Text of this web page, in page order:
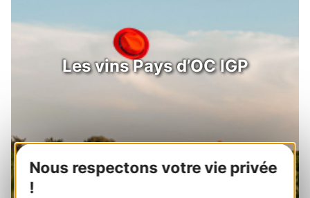
Nous respectons votre vie privée
!
Les vins Pays d’OC IGP